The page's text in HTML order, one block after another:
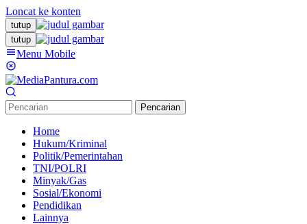
Loncat ke konten
tutup
tutup
Menu Mobile
Pencarian
Home
Hukum/Kriminal
Politik/Pemerintahan
TNI/POLRI
Minyak/Gas
Sosial/Ekonomi
Pendidikan
Lainnya